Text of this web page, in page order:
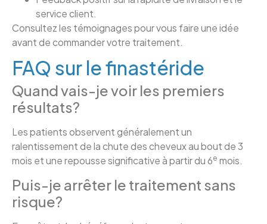
service client.
Consultez les témoignages pour vous faire une idée
avant de commander votre traitement.
FAQ sur le finastéride
Quand vais-je voir les premiers
résultats?
Les patients observent généralement un
ralentissement de la chute des cheveux au bout de 3
mois et une repousse significative à partir du 6e mois.
Puis-je arrêter le traitement sans
risque?